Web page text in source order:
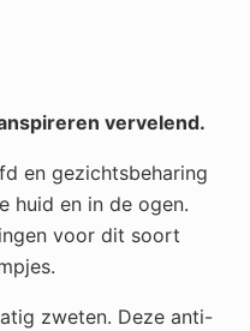
vervelend.
en gezichtsbeharing
huid en in de ogen.
voor dit soort
zweten. Deze anti-